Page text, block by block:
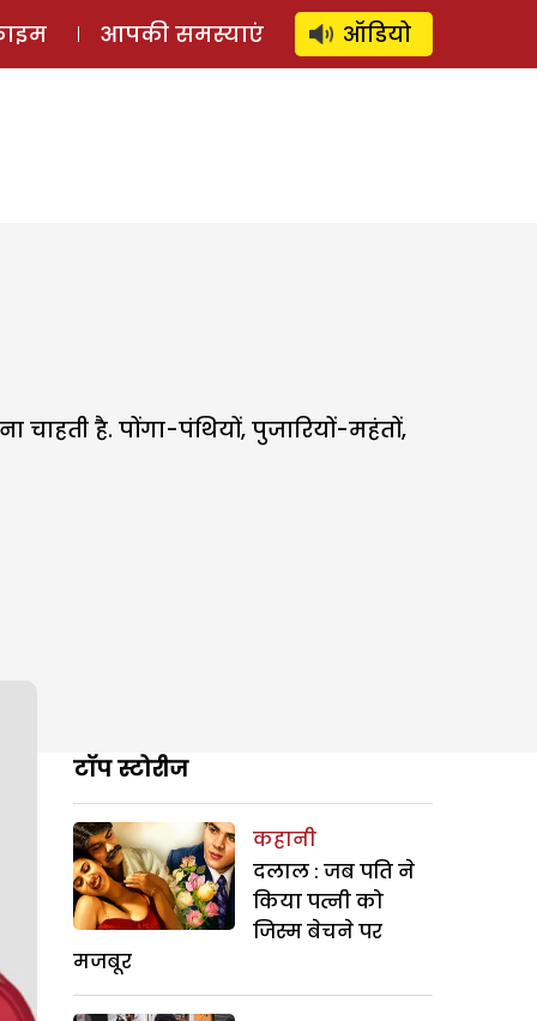
लॉग इन ⚲ SUBSCRIBE
आपकी समस्याएं ऑडियो
है. पोंगा-पंथियों, पुजारियों-महंतों,
टॉप स्टोरीज
कहानी
दलाल : जब पति ने
किया पत्नी को
जिस्म बेचने पर
मजबूर